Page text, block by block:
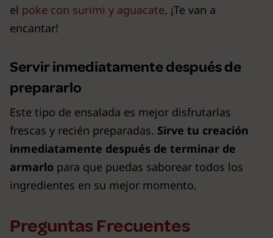
el poke con surimi y aguacate. ¡Te van a
encantar!
Servir inmediatamente después de
prepararlo
Este tipo de ensalada es mejor disfrutarlas
frescas y recién preparadas. Sirve tu creación
inmediatamente después de terminar de
armarlo para que puedas saborear todos los
ingredientes en su mejor momento.
Preguntas Frecuentes